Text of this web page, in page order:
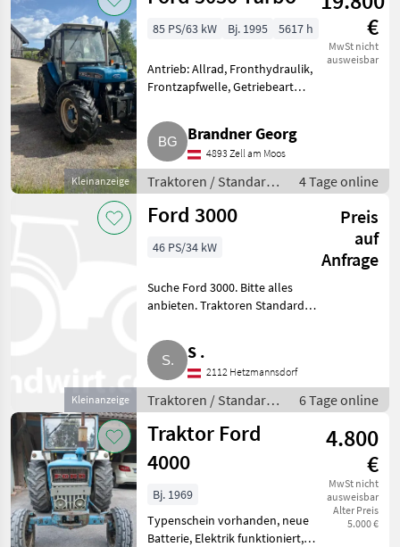
Kleinanzeige
€
MwSt nicht
ausweisbar
85 PS/63 kW Bj. 1995 5617 h
Antrieb: Allrad, Fronthydraulik,
Frontzapfwelle, Getriebeart
Lastschaltgetriebe, Luftsitz, 4-
Rad Bremse, druckloser
Rücklauf, Radio,
Fahrzeugpapiere vorhanden,
Brandner Georg
4893 Zell am Moos
Traktoren / Standard
Traktoren
4 Tage online
Kleinanzeige
Ford 3000
Preis
auf
Anfrage
46 PS/34 kW
Suche Ford 3000. Bitte alles
anbieten. Traktoren Standard
S .
2112 Hetzmannsdorf
Traktoren / Standard
Traktoren
6 Tage online
Traktor Ford
4000
4.800
€
MwSt nicht
ausweisbar
Alter Preis
5.000 €
Bj. 1969
Typenschein vorhanden, neue
Batterie, Elektrik funktioniert,